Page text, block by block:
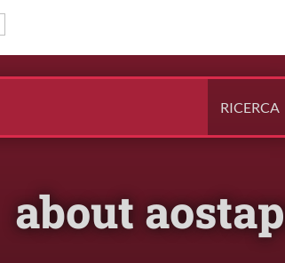
about